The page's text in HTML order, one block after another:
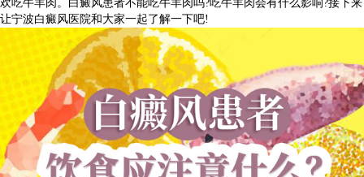
欢吃牛羊肉。白癜风患者不能吃牛羊肉吗?吃牛羊肉会有什么影响?接下来
让宁波白癜风医院和大家一起了解一下吧!